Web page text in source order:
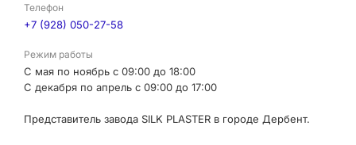
Телефон
+7 (928) 050-27-58
Режим работы
С мая по ноябрь с 09:00 до 18:00
С декабря по апрель с 09:00 до 17:00
Представитель завода SILK PLASTER в городе Дербент.